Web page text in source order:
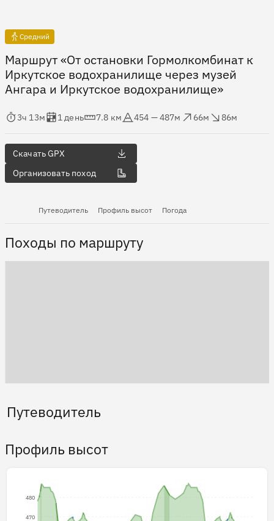
Средний
Маршрут «От остановки Гормолкомбинат к
Иркутское водохранилище через музей
Ангара и Иркутское водохранилище»
в пути
3ч 13м
Оценка в днях
1 день
Дистанция
7.8 км
Абсолютная высота
454 — 487м
Набор высоты
66м
Сброс высоты
86м
Скачать GPX
Организовать поход
Путеводитель Профиль высот Погода
Походы по маршруту
Путеводитель
Профиль высот
470
480